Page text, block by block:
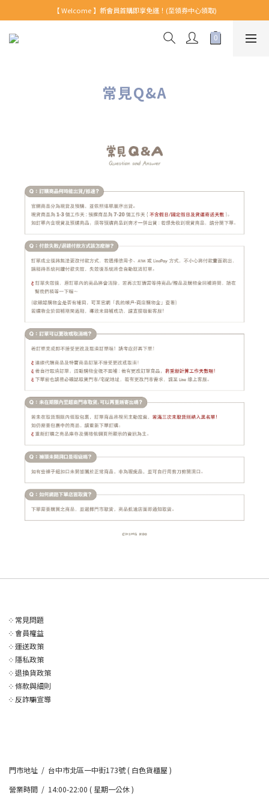
【 Welcome 】新會員首購即享免運！(至領券中心領取)
【 Welcome 】新會員首購即享免運！(至領券中心領取)
全館消費滿999免運！
常見Q&A
༶ 常見問題
༶會員權益
༶運送政策
༶ 隱私政策
༶退換貨政策
༶條款與細則
༶ 反詐騙宣導
門市地址 / 台中市北區一中街173號 ( 白色貨櫃屋 )
營業時間 / 14:00-22:00 ( 星期一公休 )